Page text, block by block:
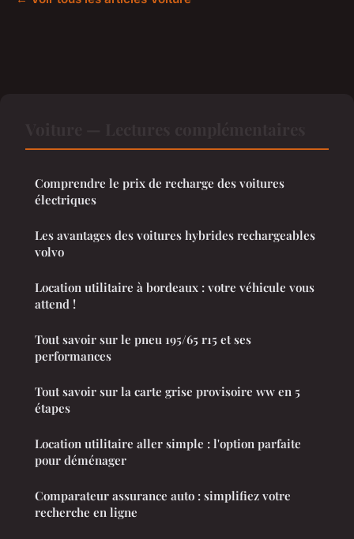
Comprendre le prix de recharge des voitures
électriques
Les avantages des voitures hybrides rechargeables
volvo
Location utilitaire à bordeaux : votre véhicule vous
attend !
Tout savoir sur le pneu 195/65 r15 et ses
performances
Tout savoir sur la carte grise provisoire ww en 5
étapes
Location utilitaire aller simple : l'option parfaite
pour déménager
Comparateur assurance auto : simplifiez votre
recherche en ligne